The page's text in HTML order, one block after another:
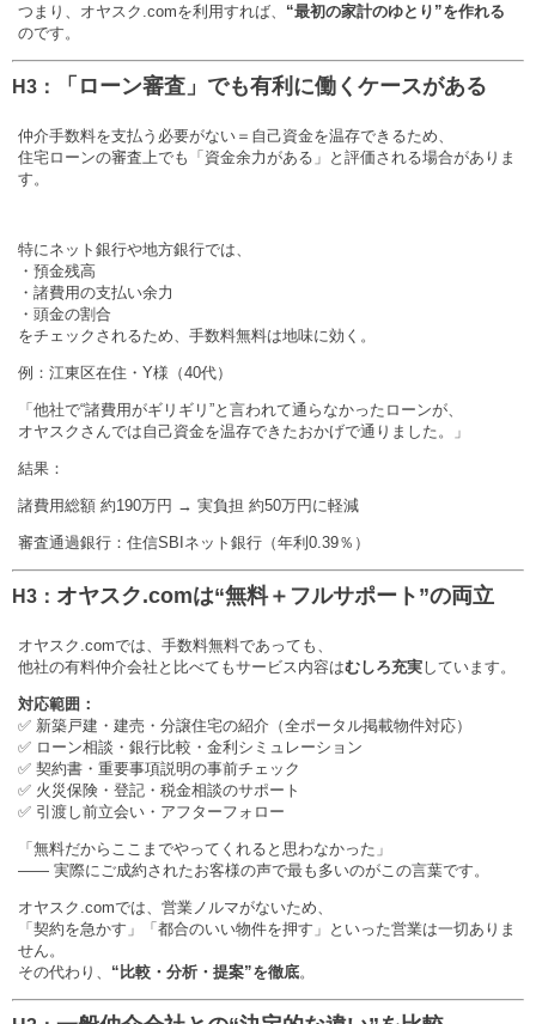
つまり、オヤスク.comを利用すれば、 “最初の家計のゆとり”を作れる
のです。
H3： 「ローン審査」でも有利に働くケースがある
仲介手数料を支払う必要がない＝自己資金を温存できるため、
住宅ローンの審査上でも「資金余力がある」と評価される場合がありま
す。
特にネット銀行や地方銀行では、
・預金残高
・諸費用の支払い余力
・頭金の割合
をチェックされるため、手数料無料は地味に効く。
例：江東区在住・Y様（40代）
「他社で“諸費用がギリギリ”と言われて通らなかったローンが、
オヤスクさんでは自己資金を温存できたおかげで通りました。」
結果：
諸費用総額 約190万円 → 実負担 約50万円に軽減
審査通過銀行：住信SBIネット銀行（年利0.39％）
H3： オヤスク.comは“無料＋フルサポート”の両立
オヤスク.comでは、手数料無料であっても、
他社の有料仲介会社と比べてもサービス内容はむしろ充実しています。
対応範囲：
✅ 新築戸建・建売・分譲住宅の紹介（全ポータル掲載物件対応）
✅ ローン相談・銀行比較・金利シミュレーション
✅ 契約書・重要事項説明の事前チェック
✅ 火災保険・登記・税金相談のサポート
✅ 引渡し前立会い・アフターフォロー
「無料だからここまでやってくれると思わなかった」
—— 実際にご成約されたお客様の声で最も多いのがこの言葉です。
オヤスク.comでは、営業ノルマがないため、
「契約を急かす」「都合のいい物件を押す」といった営業は一切ありま
せん。
その代わり、 “比較・分析・提案”を徹底。